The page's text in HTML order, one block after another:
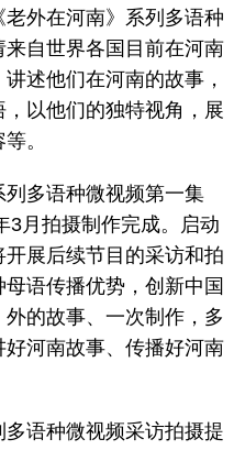
外在河南》系列多语种
自世界各国目前在河南
述他们在河南的故事，
以他们的独特视角，展
。
多语种微视频第一集
3月拍摄制作完成。启动
展后续节目的采访和拍
语传播优势，创新中国
的故事、一次制作，多
河南故事、传播好河南
语种微视频采访拍摄提